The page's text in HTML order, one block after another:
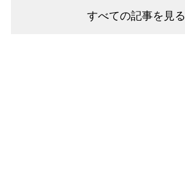
すべての記事を見る